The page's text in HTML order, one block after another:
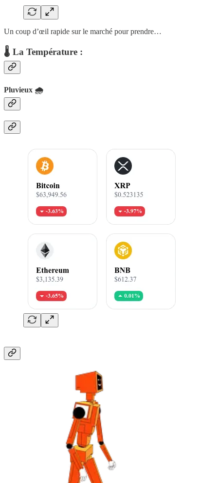
Un coup d’œil rapide sur le marché pour prendre…
🌡 La Température :
Pluvieux 🌧️